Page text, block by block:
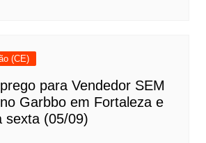
(CE)
para Vendedor SEM
Garbbo em Fortaleza e
sexta (05/09)